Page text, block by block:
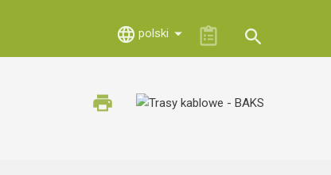
polski